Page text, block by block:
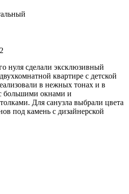
нуля сделали эксклюзивный
квартире с детской
в нежных тонах и в
большими окнами и
Для санузла выбрали цвета
под камень с дизайнерской